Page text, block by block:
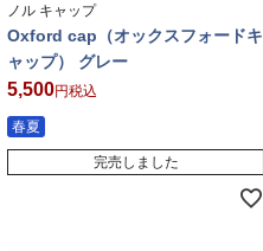
ノル キャップ
Oxford cap（オックスフォードキ
ャップ） グレー
5,500 税込
春夏
完売しました